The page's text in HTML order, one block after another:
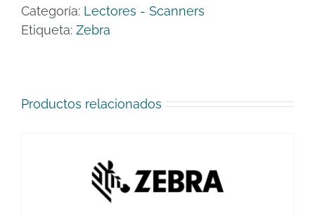
Categoría: Lectores - Scanners
Etiqueta: Zebra
Productos relacionados